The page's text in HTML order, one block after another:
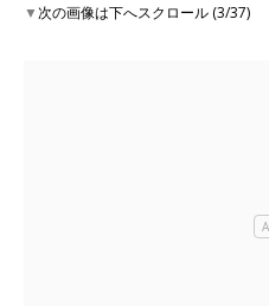
▼次の画像は下へスクロール (3/37)